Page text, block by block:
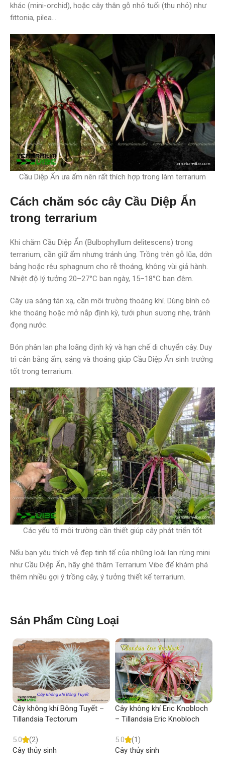
khác (mini-orchid), hoặc cây thân gỗ nhỏ tuổi (thu nhỏ) như
fittonia, pilea…
Cầu Diệp Ẩn ưa ẩm nên rất thích hợp trong làm terrarium
Cách chăm sóc cây Cầu Diệp Ẩn
trong terrarium
Khi chăm Cầu Diệp Ẩn (Bulbophyllum delitescens) trong
terrarium, cần giữ ẩm nhưng tránh úng. Trồng trên gỗ lũa, dớn
bảng hoặc rêu sphagnum cho rễ thoáng, không vùi giả hành.
Nhiệt độ lý tưởng 20–27°C ban ngày, 15–18°C ban đêm.
Cây ưa sáng tán xạ, cần môi trường thoáng khí. Dùng bình có
khe thoáng hoặc mở nắp định kỳ, tưới phun sương nhẹ, tránh
đọng nước.
Bón phân lan pha loãng định kỳ và hạn chế di chuyển cây. Duy
trì cân bằng ẩm, sáng và thoáng giúp Cầu Diệp Ẩn sinh trưởng
tốt trong terrarium.
Các yếu tố môi trường cần thiết giúp cây phát triển tốt
Nếu bạn yêu thích vẻ đẹp tinh tế của những loài lan rừng mini
như Cầu Diệp Ẩn, hãy ghé thăm Terrarium Vibe để khám phá
thêm nhiều gợi ý trồng cây, ý tưởng thiết kế terrarium.
Sản Phẩm Cùng Loại
Cây không khí Bông Tuyết –
Tillandsia Tectorum
5.0
(2)
Cây thủy sinh
Cây không khí Eric Knobloch
– Tillandsia Eric Knobloch
5.0
(1)
Cây thủy sinh